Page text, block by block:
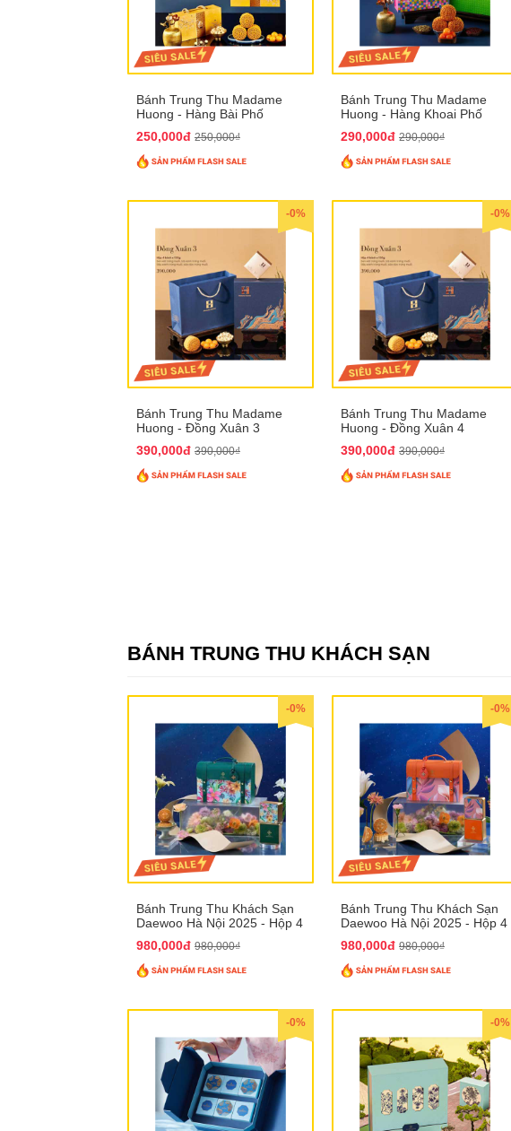
Bánh Trung Thu Madame
Huong - Hàng Bài Phố
250,000đ 250,000₫
Bánh Trung Thu Madame
Huong - Hàng Khoai Phố
290,000đ 290,000₫
-0%
Bánh Trung Thu Madame
Huong - Đồng Xuân 3
390,000đ 390,000₫
-0%
Bánh Trung Thu Madame
Huong - Đồng Xuân 4
390,000đ 390,000₫
BÁNH TRUNG THU KHÁCH SẠN
-0%
Bánh Trung Thu Khách Sạn
Daewoo Hà Nội 2025 - Hộp 4
980,000đ 980,000₫
-0%
Bánh Trung Thu Khách Sạn
Daewoo Hà Nội 2025 - Hộp 4
980,000đ 980,000₫
-0% -0%